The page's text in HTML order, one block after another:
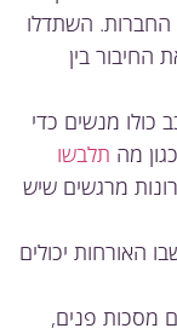
השתדלו
בין
מנשים כדי
מה תלבשו
מרגשים שיש
יכולים
פנים,